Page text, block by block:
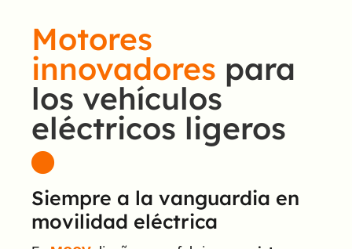
Motores
innovadores para
los vehículos
eléctricos ligeros
Siempre a la vanguardia en
movilidad eléctrica